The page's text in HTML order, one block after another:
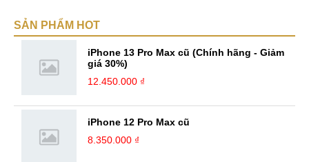
quan trọng nhất của con gái khi làm về lĩnh vực công nghệ là phải có
SẢN PHẨM HOT
iPhone 13 Pro Max cũ (Chính hãng - Giảm
giá 30%)
12.450.000 ₫
iPhone 12 Pro Max cũ
8.350.000 ₫